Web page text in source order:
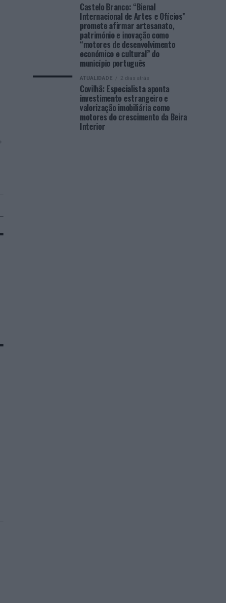
Castelo Branco: “Bienal
Internacional de Artes e Ofícios”
promete afirmar artesanato,
património e inovação como
“motores de desenvolvimento
económico e cultural” do
município português
ATUALIDADE 2 dias atrás
Covilhã: Especialista aponta
investimento estrangeiro e
valorização imobiliária como
motores do crescimento da Beira
Interior